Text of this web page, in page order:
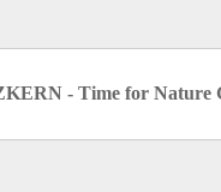
- Time for Nature